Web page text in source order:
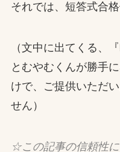
それでは、短答式合
（文中に出てくる、
とむやむくんが勝手
けで、ご提供いただ
せん）
☆この記事の信頼性